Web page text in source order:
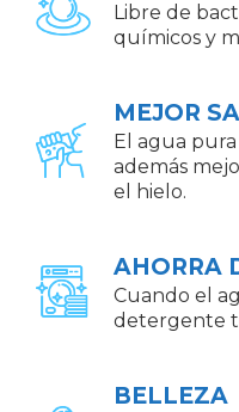
Libre de
químicos y
MEJOR
El agua
además
el hielo.
AHORRA
Cuando el
detergente
BELLEZA